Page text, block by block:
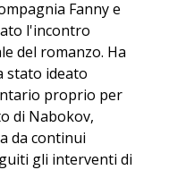
Fanny e
l'incontro
del romanzo. Ha
stato ideato
proprio per
di Nabokov,
da continui
gli interventi di